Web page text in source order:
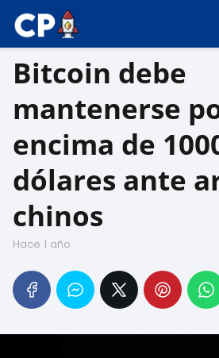
Bitcoin debe
mantenerse
encima de
dólares ante
chinos
hace 1 año